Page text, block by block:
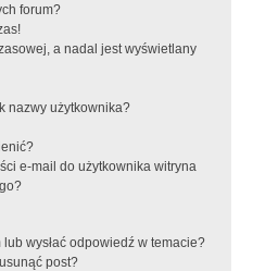
forum?
a nadal jest wyświetlany
nazwy użytkownika?
e-mail do użytkownika witryna
wysłać odpowiedź w temacie?
post?